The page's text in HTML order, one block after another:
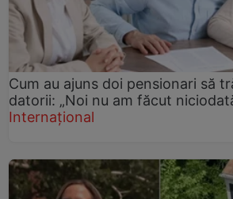
Cum au ajuns doi pensionari să
datorii: „Noi nu am făcut
Internațional